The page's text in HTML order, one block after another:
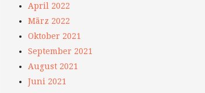
April 2022
März 2022
Oktober 2021
September 2021
August 2021
Juni 2021